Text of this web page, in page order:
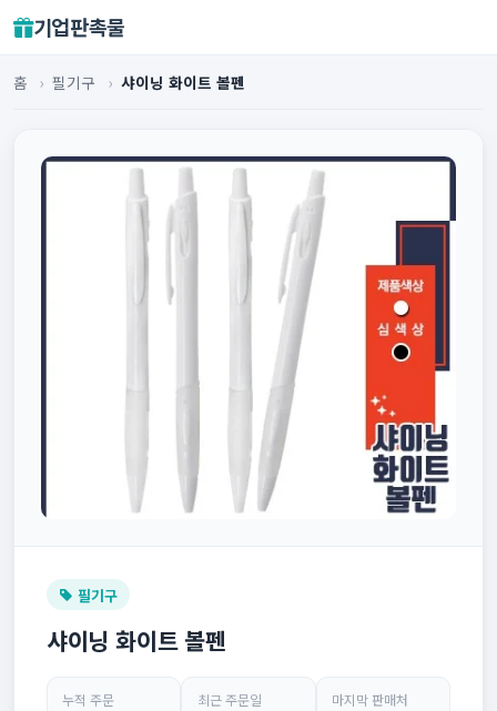
기업판촉물
홈 › 필기구 › 샤이닝 화이트 볼펜
필기구
샤이닝 화이트 볼펜
누적 주문 최근 주문일 마지막 판매처